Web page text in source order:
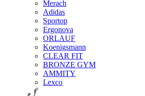
Merach
Adidas
Sportop
Ergonova
ORLAUF
Koenigsmann
CLEAR FIT
BRONZE GYM
AMMITY
Lexco